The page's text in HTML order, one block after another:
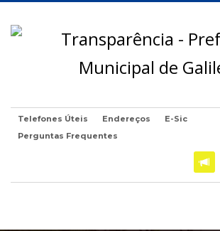
Telefones Úteis Endereços
E-Sic
Perguntas Frequentes